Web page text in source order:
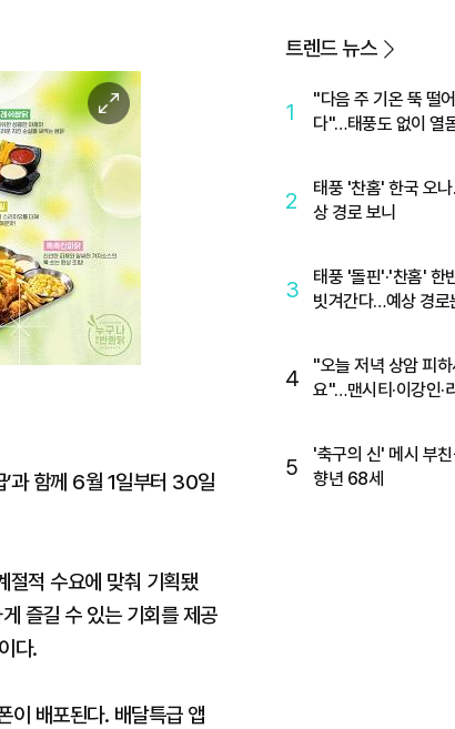
이
미
지
확
’과 함께 6월 1일부터 30일
절적 수요에 맞춰 기획됐
즐길 수 있는 기회를 제공
다.
배포된다. 배달특급 앱
트렌드 뉴스
1
"다음 주 기온 뚝 떨
다"…태풍도 없이 열
2
태풍 '찬홈' 한국 오
상 경로 보니
3
태풍 '돌핀'·'찬홈' 한
빗겨간다…예상 경로
4
"오늘 저녁 상암 피하
요"…맨시티·이강인·
5
'축구의 신' 메시 부
향년 68세